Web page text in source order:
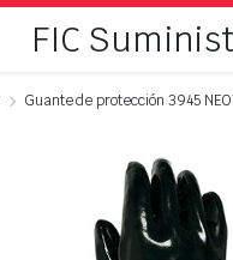
FIC
Guante de protección 3945